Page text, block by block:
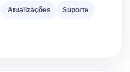
Atualizações Suporte